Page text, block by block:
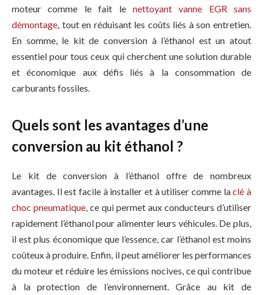
moteur comme le fait le nettoyant vanne EGR sans
démontage , tout en réduisant les coûts liés à son entretien.
En somme, le kit de conversion à l’éthanol est un atout
essentiel pour tous ceux qui cherchent une solution durable
et économique aux défis liés à la consommation de
carburants fossiles.
Quels sont les avantages d’une
conversion au kit éthanol ?
Le kit de conversion à l’éthanol offre de nombreux
avantages. Il est facile à installer et à utiliser comme laclé à
choc pneumatique, ce qui permet aux conducteurs d’utiliser
rapidement l’éthanol pour alimenter leurs véhicules. De plus,
il est plus économique que l’essence, car l’éthanol est moins
coûteux à produire. Enfin, il peut améliorer les performances
du moteur et réduire les émissions nocives, ce qui contribue
à la protection de l’environnement. Grâce au kit de